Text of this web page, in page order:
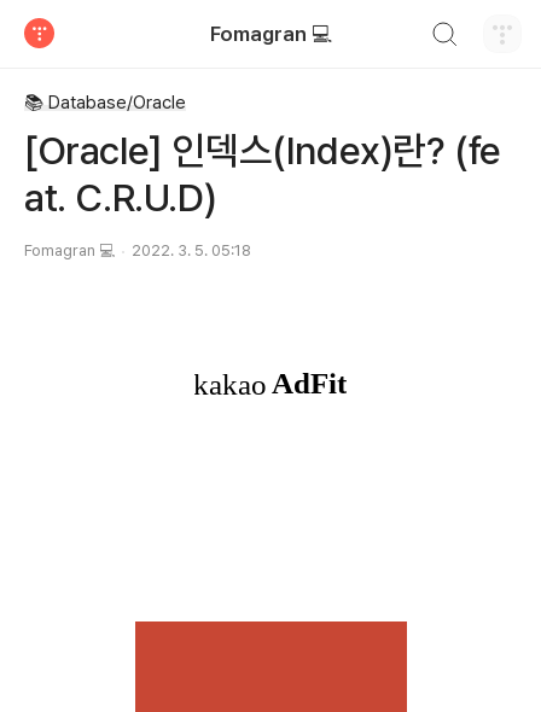
Fomagran 💻
📚 Database/Oracle
[Oracle] 인덱스(Index)란? (fe
at. C.R.U.D)
Fomagran 💻 2022. 3. 5. 05:18